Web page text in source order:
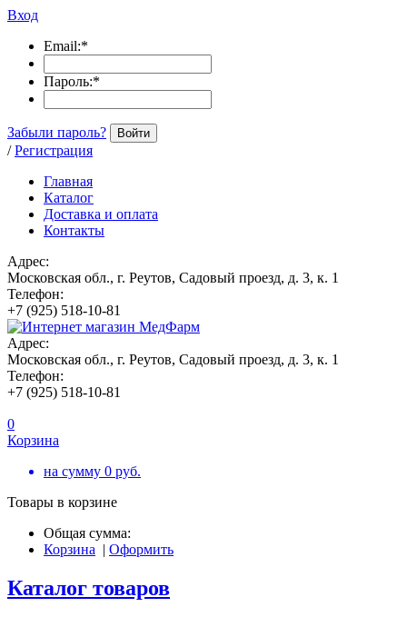
Вход
Email:*
Пароль:*
Забыли пароль? Войти
/ Регистрация
Главная
Каталог
Доставка и оплата
Контакты
Адрес:
Московская обл., г. Реутов, Садовый проезд, д. 3, к. 1
Телефон:
+7 (925) 518-10-81
Адрес:
Московская обл., г. Реутов, Садовый проезд, д. 3, к. 1
Телефон:
+7 (925) 518-10-81
0
Корзина
на сумму 0 руб.
Товары в корзине
Общая сумма:
Корзина | Оформить
Каталог товаров